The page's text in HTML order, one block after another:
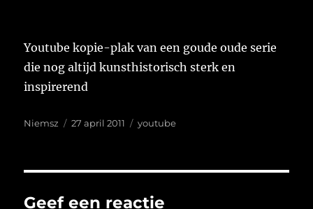
Youtube kopie-plak van een goude oude serie
die nog altijd kunsthistorisch sterk en
inspirerend
Auteur
Niemsz
Geplaatst
27 april 2011 Tags
youtube
Geef een reactie